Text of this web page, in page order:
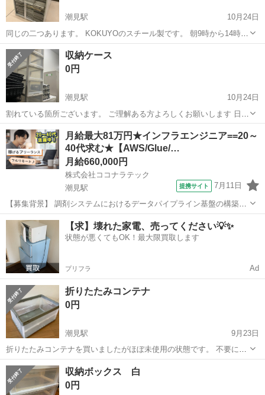
潮見駅
10月24日
同じの二つあります。 KOKUYOのスチール製です。 朝9時から14時頃
の間に 取りに来てください。 何曜日でもいいです。 10月末まで
東京 江東区 潮見駅
収納ケース
0円
潮見駅
10月24日
割れている箇所ございます。 ご理解ある方よろしくお願いします 日中
9時から14時ごろまでの間でしたら 何曜日でも大丈夫です。 10月末ま
で受付中です。
東京 江東区 潮見駅 収納家具
月給最大81万円★インフラエンジニア==20～
40代求む★【AWS/Glue/…
月給660,000円
株式会社ココナラテック
潮見駅
提携サイト 7月11日
【募集背景】 調剤システムにおけるデータパイプライン基盤の構築お
よび高度化を目的とした支援プロジェクトとなります。 【作業内容】
調剤システムのデータパイプライン構築支援を行っていただきます。
REDとSnowflakeのい...
東京 潮見駅 エンジニア
【求】壊れた家電、売ってください💡✨
状態が悪くてもOK！最大限買取します
プリフラ Ad
折りたたみコンテナ
0円
潮見駅
9月23日
折りたたみコンテナを買いましたがほぼ未使用の状態です。 不要にな
ったため、取りにきてくれる方を優先にお譲りします。 サイズ/縦約
53cm、横約36.5cm、高さ約27cm 容量/40ℓ 耐荷重/10kg
東京 江東区 潮見駅 収納家具
収納ボックス 白
0円